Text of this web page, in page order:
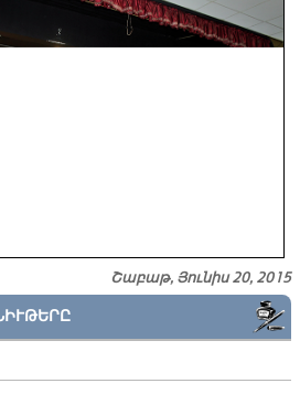
Շաբաթ, Յունիս 20, 2015